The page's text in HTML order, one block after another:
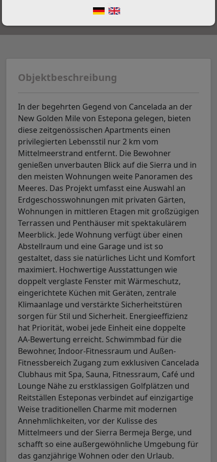
3
Objektbeschreibung
In der begehrten Gegend von Cancelada an der
New Golden Mile von Estepona gelegen, bieten
diese zeitgenössischen Apartments einen
privilegierten Lebensstil nur 2 km vom
Mittelmeerstrand entfernt. Die Bewohner
genießen unverbauten Blick auf die Sierra und in
den meisten Wohnungen weite Panoramen des
Meeres. Das Projekt umfasst eine Auswahl an
Erdgeschosswohnungen mit privaten Gärten,
Wohnungen in mittleren Etagen mit großzügigen
Terrassen und Penthäuser mit spektakulärem
Meerblick. Jede Wohnung verfügt über einen
Abstellraum und eine Garage und ist so
gestaltet, dass sie natürliches Licht und Komfort
maximiert. Hochwertige Ausstattungen wie
doppelt verglaste Fenster mit Wärmeschutz,
eingerichtete Küchen mit Geräten, zentrale
Klimaanlage und verstärkte Sicherheitstüren
sorgen für Stil und Sicherheit. Energieeffizienz
hat Priorität, wobei jede Einheit eine doppelte
AA-Bewertung erreicht. Schwimmbad für die
Bewohner, Indoor-Fitnessraum und Außen-
Fitnessbereich Zugang zum exklusiven Cancelada
Clubhaus mit Spa, Sauna, Fitnessraum, Café und
Lounge Nähe zu erstklassigen Golfplätzen und
Reitställen Esteponas verbindet auf einzigartige
Weise traditionellen Charme mit modernen
Annehmlichkeiten, vor der Kulisse des
Mittelmeers und der Sierra Bermeja Berge, und
schafft so eine außergewöhnliche Umgebung für
das ganzjährige Wohnen oder den Urlaub.